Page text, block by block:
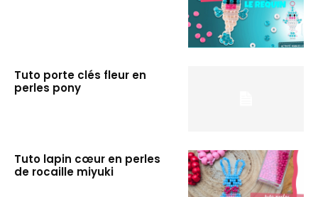
Tuto porte clés fleur en
perles pony
Tuto lapin cœur en perles
de rocaille miyuki